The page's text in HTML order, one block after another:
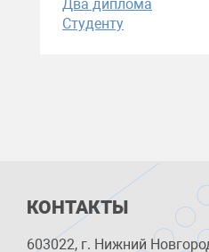
Два диплома
Студенту
КОНТАКТЫ
603022, г. Нижний